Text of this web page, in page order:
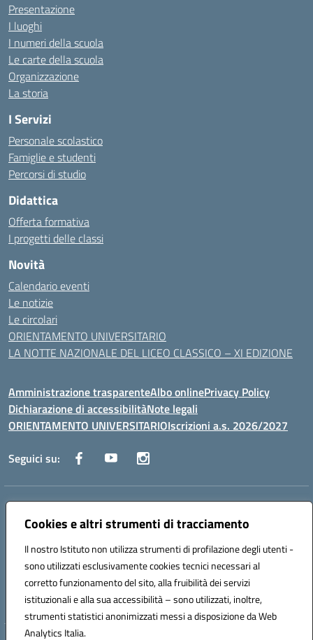
Cookies e altri strumenti di tracciamento
Il nostro Istituto non utilizza strumenti di profilazione degli utenti -
sono utilizzati esclusivamente cookies tecnici necessari al
corretto funzionamento del sito, alla fruibilità dei servizi
istituzionali e alla sua accessibilità – sono utilizzati, inoltre,
strumenti statistici anonimizzati messi a disposizione da Web
Analytics Italia.
Presentazione
I luoghi
I numeri della scuola
Le carte della scuola
Organizzazione
La storia
I Servizi
Personale scolastico
Famiglie e studenti
Percorsi di studio
Didattica
Offerta formativa
I progetti delle classi
Novità
Calendario eventi
Le notizie
Le circolari
ORIENTAMENTO UNIVERSITARIO
LA NOTTE NAZIONALE DEL LICEO CLASSICO – XI EDIZIONE
Amministrazione trasparenteAlbo onlinePrivacy Policy
Dichiarazione di accessibilitàNote legali
ORIENTAMENTO UNIVERSITARIOIscrizioni a.s. 2026/2027
Seguici su:
Indirizzo:
Centralino:0882 331218 Email:fgps210002@istruzione.it
Codice fiscale: 93071630714
Codice meccanografico:
FGPS210002
Codice unico di fatturazione (CUF): UF7W9K